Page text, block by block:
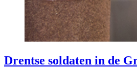
Drentse soldaten in de